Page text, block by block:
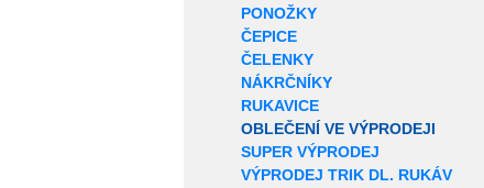
PONOŽKY
ČEPICE
ČELENKY
NÁKRČNÍKY
RUKAVICE
OBLEČENÍ VE VÝPRODEJI
SUPER VÝPRODEJ
VÝPRODEJ TRIK DL. RUKÁV